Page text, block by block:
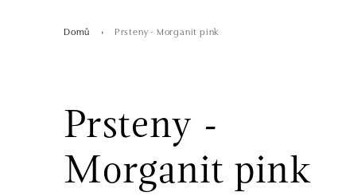
Domů Prsteny - Morganit pink
Prsteny -
Morganit pink